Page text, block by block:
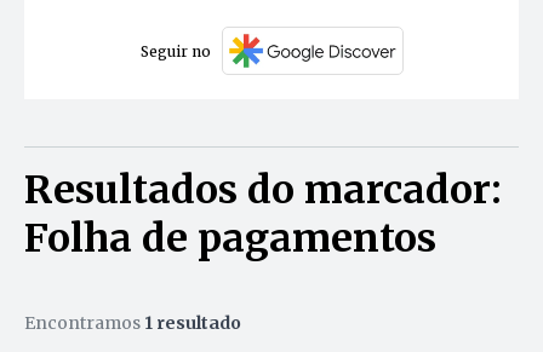
Seguir no
Resultados do marcador:
Folha de pagamentos
Encontramos 1 resultado